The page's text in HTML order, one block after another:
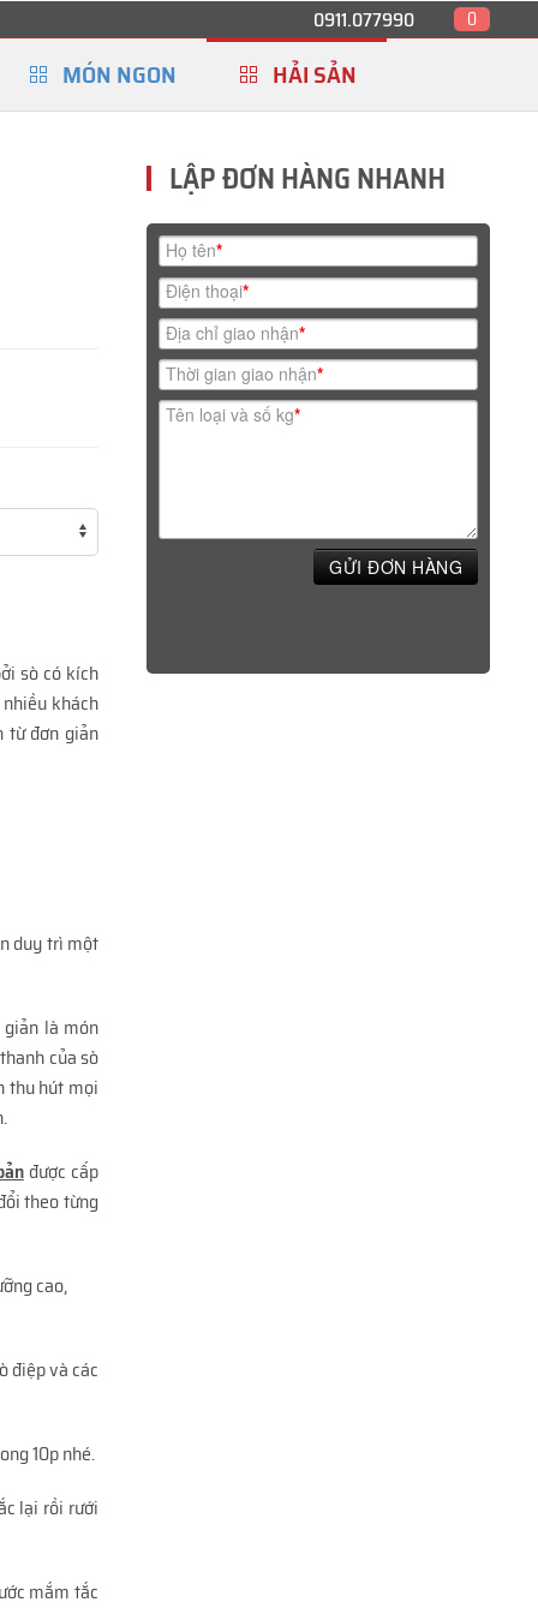
0911.077990 0
MÓN NGON HẢI SẢN
sò có kích
khách
từ đơn giản
duy trì một
là món
của sò
thu hút mọi
được cấp
theo từng
cao,
điệp và các
10p nhé.
lại rồi rưới
mắm tắc
LẬP ĐƠN HÀNG NHANH
Họ tên*
Điện thoại*
Địa chỉ giao nhận*
Thời gian giao nhận*
Tên loại và số kg*
GỬI ĐƠN HÀNG